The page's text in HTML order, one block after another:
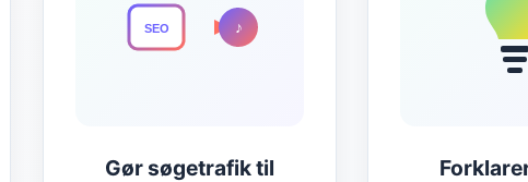
SEO ♪
Gør søgetrafik til